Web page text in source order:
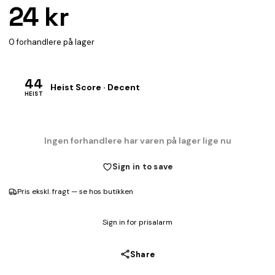
24 kr
0 forhandlere på lager
44
HEIST
Heist Score · Decent
Ingen forhandlere har varen på lager lige nu
Sign in to save
Pris ekskl. fragt — se hos butikken
Sign in for prisalarm
Share